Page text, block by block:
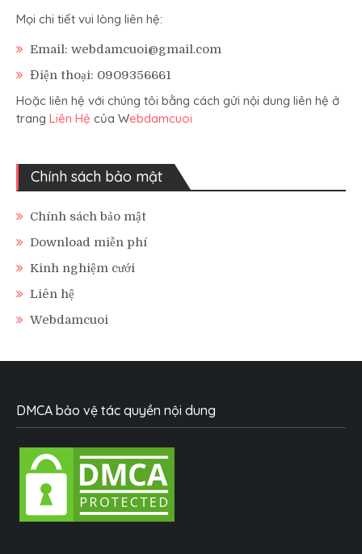
Mọi chi tiết vui lòng liên hệ:
Email: webdamcuoi@gmail.com
Điện thoại: 0909356661
Hoặc liên hệ với chúng tôi bằng cách gửi nội dung liên hệ ở
trang Liên Hệ của Webdamcuoi
Chính sách bảo mật
Chính sách bảo mật
Download miễn phí
Kinh nghiệm cưới
Liên hệ
Webdamcuoi
DMCA bảo vệ tác quyền nội dung